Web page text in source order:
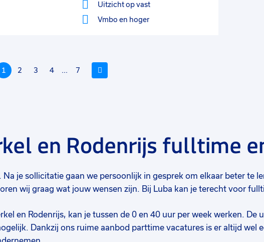
Uitzicht op vast
Vmbo en hoger
1 2 3 4 ... 7
Voeg
aan
favorieten
en Rodenrijs fulltime
Na je sollicitatie gaan we persoonlijk in gesprek om elkaar beter te
wij graag wat jouw wensen zijn. Bij Luba kan je terecht voor
en Rodenrijs, kan je tussen de 0 en 40 uur per week werken.
Dankzij ons ruime aanbod parttime vacatures is er altijd wel